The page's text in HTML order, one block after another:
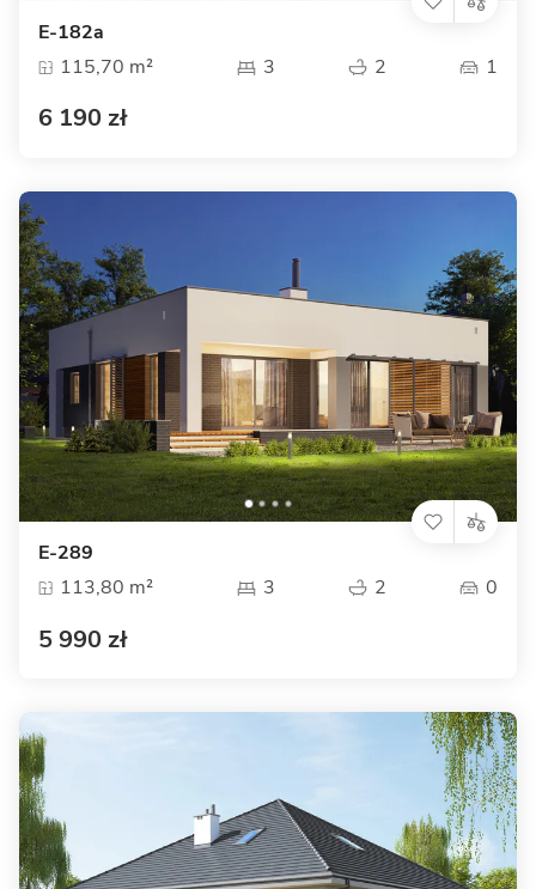
E-182a
115,70 m²
3 2 1
6 190 zł
E-289
113,80 m²
3 2 0
5 990 zł